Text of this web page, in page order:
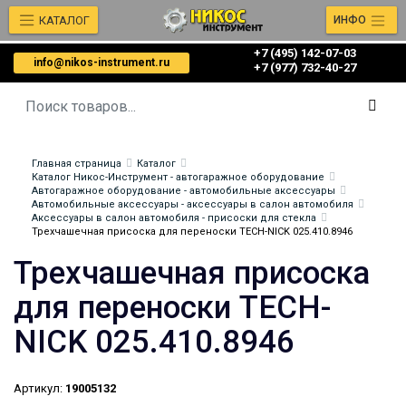
info@nikos-instrument.ru
+7 (495) 142-07-03
‎‎+7 (977) 732-40-27
КАТАЛОГ ИНФО
Главная страница
Каталог
Каталог Никос-Инструмент - автогаражное оборудование
Автогаражное оборудование - автомобильные аксессуары
Автомобильные аксессуары - аксессуары в салон автомобиля
Аксессуары в салон автомобиля - присоски для стекла
Трехчашечная присоска для переноски TECH-NICK 025.410.8946
Трехчашечная присоска
для переноски TECH-
NICK 025.410.8946
Артикул: 19005132